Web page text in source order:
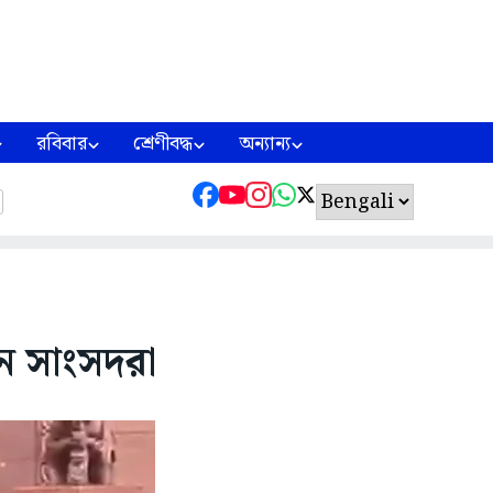
রবিবার শ্রেণীবদ্ধ অন্যান্য
সাংসদরা